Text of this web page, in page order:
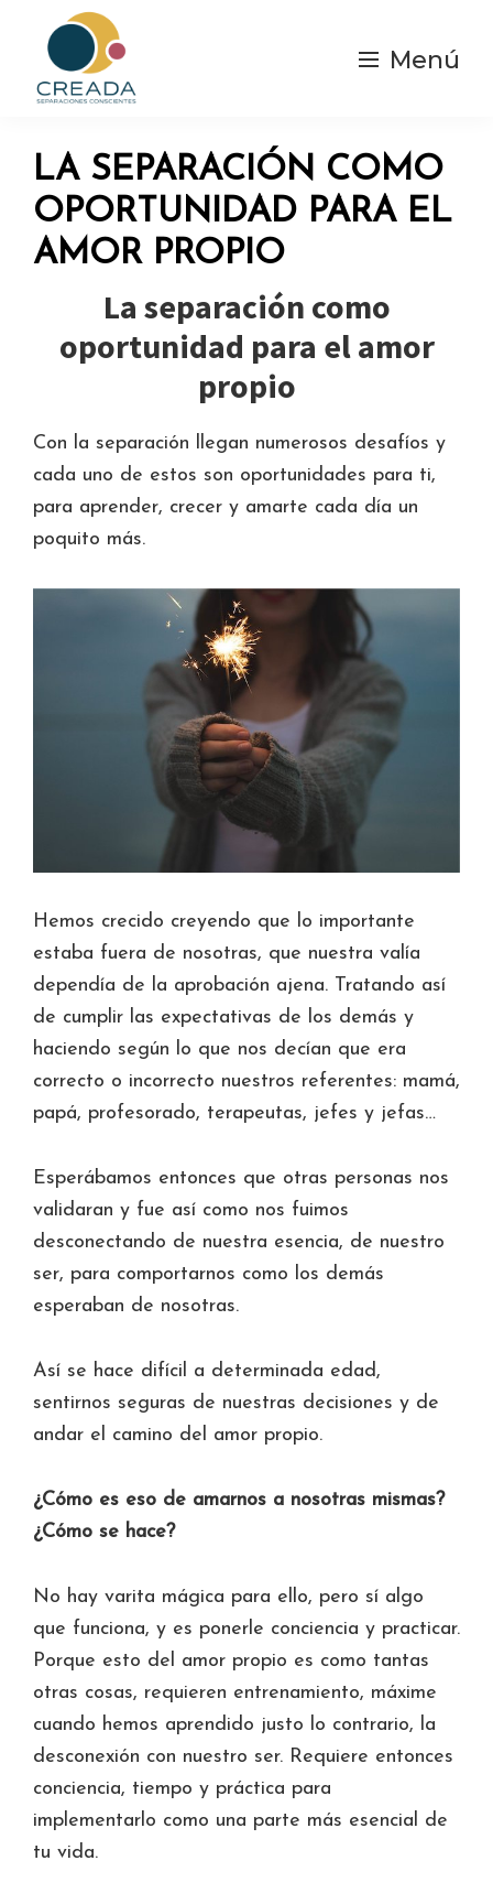
contenido
principal
Separación
Consciente
y
divorcios
Conscientes
Menú
LA SEPARACIÓN COMO
OPORTUNIDAD PARA EL
AMOR PROPIO
La separación como
oportunidad para el amor
propio
Con la separación llegan numerosos desafíos y
cada uno de estos son oportunidades para ti,
para aprender, crecer y amarte cada día un
poquito más.
Hemos crecido creyendo que lo importante
estaba fuera de nosotras, que nuestra valía
dependía de la aprobación ajena. Tratando así
de cumplir las expectativas de los demás y
haciendo según lo que nos decían que era
correcto o incorrecto nuestros referentes: mamá,
papá, profesorado, terapeutas, jefes y jefas…
Esperábamos entonces que otras personas nos
validaran y fue así como nos fuimos
desconectando de nuestra esencia, de nuestro
ser, para comportarnos como los demás
esperaban de nosotras.
Así se hace difícil a determinada edad,
sentirnos seguras de nuestras decisiones y de
andar el camino del amor propio.
¿Cómo es eso de amarnos a nosotras mismas?
¿Cómo se hace?
No hay varita mágica para ello, pero sí algo
que funciona, y es ponerle conciencia y practicar.
Porque esto del amor propio es como tantas
otras cosas, requieren entrenamiento, máxime
cuando hemos aprendido justo lo contrario, la
desconexión con nuestro ser. Requiere entonces
conciencia, tiempo y práctica para
implementarlo como una parte más esencial de
tu vida.